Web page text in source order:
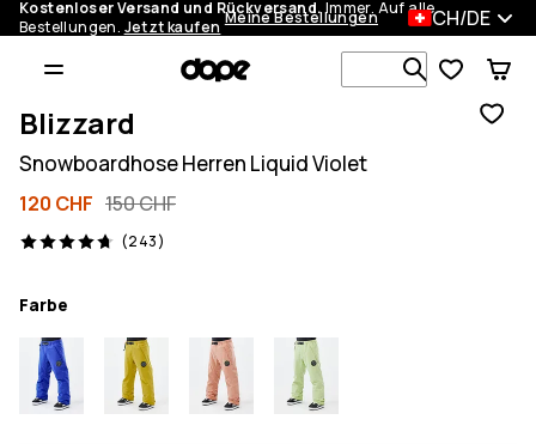
Kostenloser Versand und Rückversand.Immer. Auf alle
Bestellungen. Jetzt kaufen Meine Bestellungen CH/DE
Blizzard
Snowboardhose Herren Liquid Violet
120 CHF 150 CHF
(243)
243 Reviews, 4.7/5
Farbe